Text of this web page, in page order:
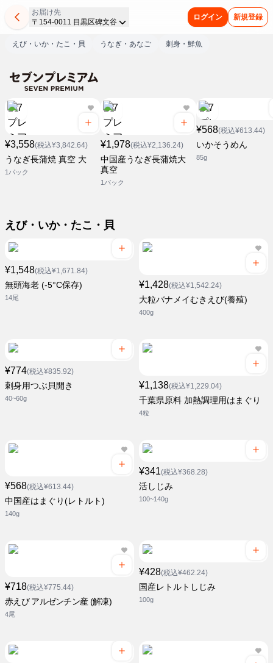
お届け先
〒154-0011 目黒区碑文谷
ログイン 新規登録
えび・いか・たこ・貝 うなぎ・あなご 刺身・鮮魚
¥3,558(税込¥3,842.64)
うなぎ長蒲焼 真空 大
1パック
¥1,978(税込¥2,136.24)
中国産うなぎ長蒲焼大
真空
1パック
¥568(税込¥613.44)
いかそうめん
85g
えび・いか・たこ・貝
¥1,548(税込¥1,671.84)
無頭海老 (-5°C保存)
14尾
¥1,428(税込¥1,542.24)
大粒バナメイむきえび(養殖)
400g
¥774(税込¥835.92)
刺身用つぶ貝開き
40~60g
¥1,138(税込¥1,229.04)
千葉県原料 加熱調理用はまぐり
4粒
¥568(税込¥613.44)
中国産はまぐり(レトルト)
140g
¥341(税込¥368.28)
活しじみ
100~140g
¥718(税込¥775.44)
赤えび アルゼンチン産 (解凍)
4尾
¥428(税込¥462.24)
国産レトルトしじみ
100g